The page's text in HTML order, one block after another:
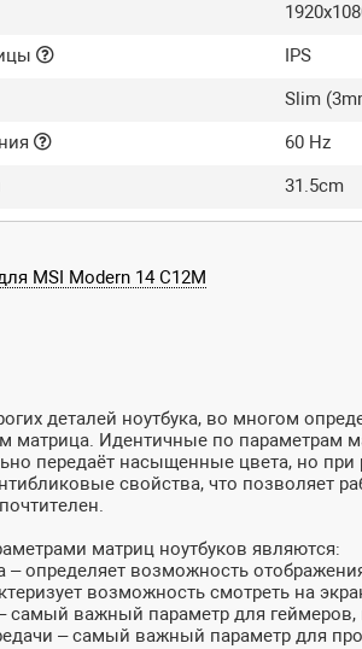
IPS
Slim
60 Hz
31.5cm
MSI Modern 14 C12M
деталей ноутбука, во многом
матрица. Идентичные по параметрам
передаёт насыщенные цвета, но
свойства, что позволяет
матриц ноутбуков являются:
– определяет возможность
возможность смотреть на
– самый важный параметр для
– самый важный параметр для